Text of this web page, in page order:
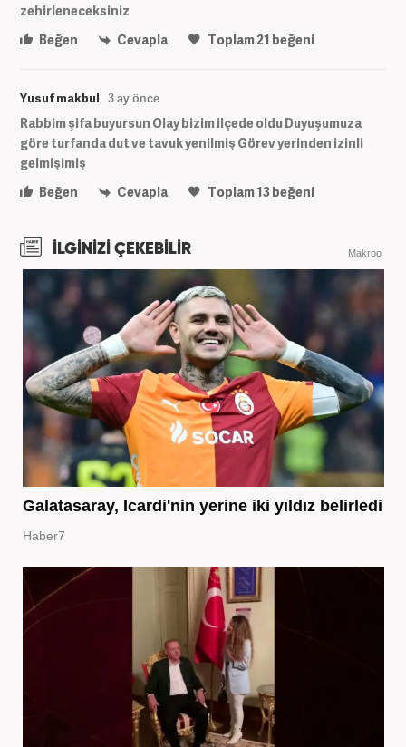
zehirleneceksiniz
Beğen
Cevapla Toplam21 beğeni
Yusuf makbul 3 ay önce
Rabbim şifa buyursun Olay bizim ilçede oldu Duyuşumuza
göre turfanda dut ve tavuk yenilmiş Görev yerinden izinli
gelmişimiş
Beğen
Cevapla Toplam13beğeni
İLGİNİZİ ÇEKEBİLİR Makroo
Galatasaray, Icardi'nin yerine iki yıldız belirledi
Haber7